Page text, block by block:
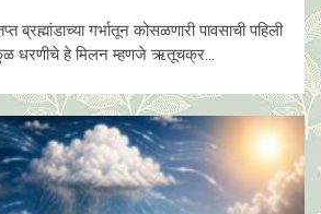
गर्भातून कोसळणारी पावसाची पहिली
धरणीचे हे मिलन म्हणजे ऋतूचक्र...